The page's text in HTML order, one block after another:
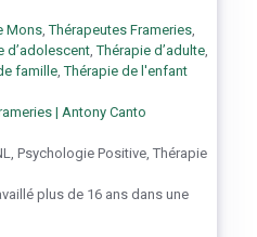
| Antony Canto
Mons,Thérapeutes Frameries,
d’adolescent,Thérapie d’adulte,
famille,Thérapie de l'enfant
Psychologie Positive, Thérapie
plus de 16 ans dans une